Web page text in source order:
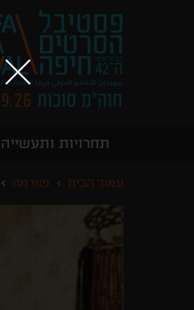
תחרויות ותעשייה
עמוד הבית פנורמה